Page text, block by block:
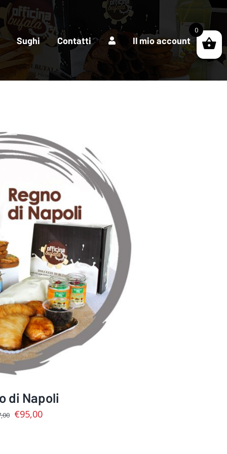
Sughi Contatti Il mio account
/ DETTAGLI
di Napoli
€95,00
0